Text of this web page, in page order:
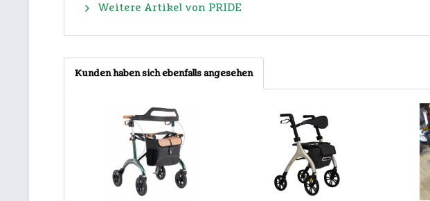
Weitere Artikel von PRIDE
Kunden haben sich ebenfalls angesehen